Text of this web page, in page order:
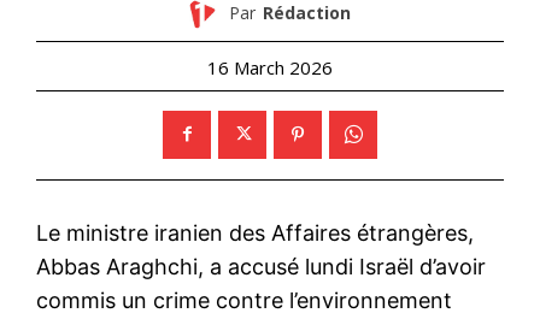
Par Rédaction
16 March 2026
Le ministre iranien des Affaires étrangères,
Abbas Araghchi, a accusé lundi Israël d’avoir
commis un crime contre l’environnement